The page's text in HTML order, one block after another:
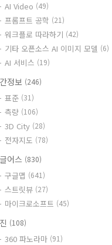
AI Video (49)
프롬프트 공학 (21)
워크플로 따라하기 (42)
기타 오픈소스 AI 이미지 모델 (6)
AI 서비스 (19)
정보 (246)
표준 (31)
측량 (106)
3D City (28)
전자지도 (78)
어스 (830)
구글맵 (641)
스트릿뷰 (27)
마이크로소프트 (45)
(108)
360 파노라마 (91)